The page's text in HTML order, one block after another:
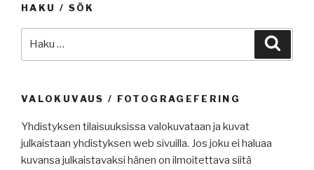
HAKU / SÖK
VALOKUVAUS / FOTOGRAGEFERING
Yhdistyksen tilaisuuksissa valokuvataan ja kuvat
julkaistaan yhdistyksen web sivuilla. Jos joku ei haluaa
kuvansa julkaistavaksi hänen on ilmoitettava siitä